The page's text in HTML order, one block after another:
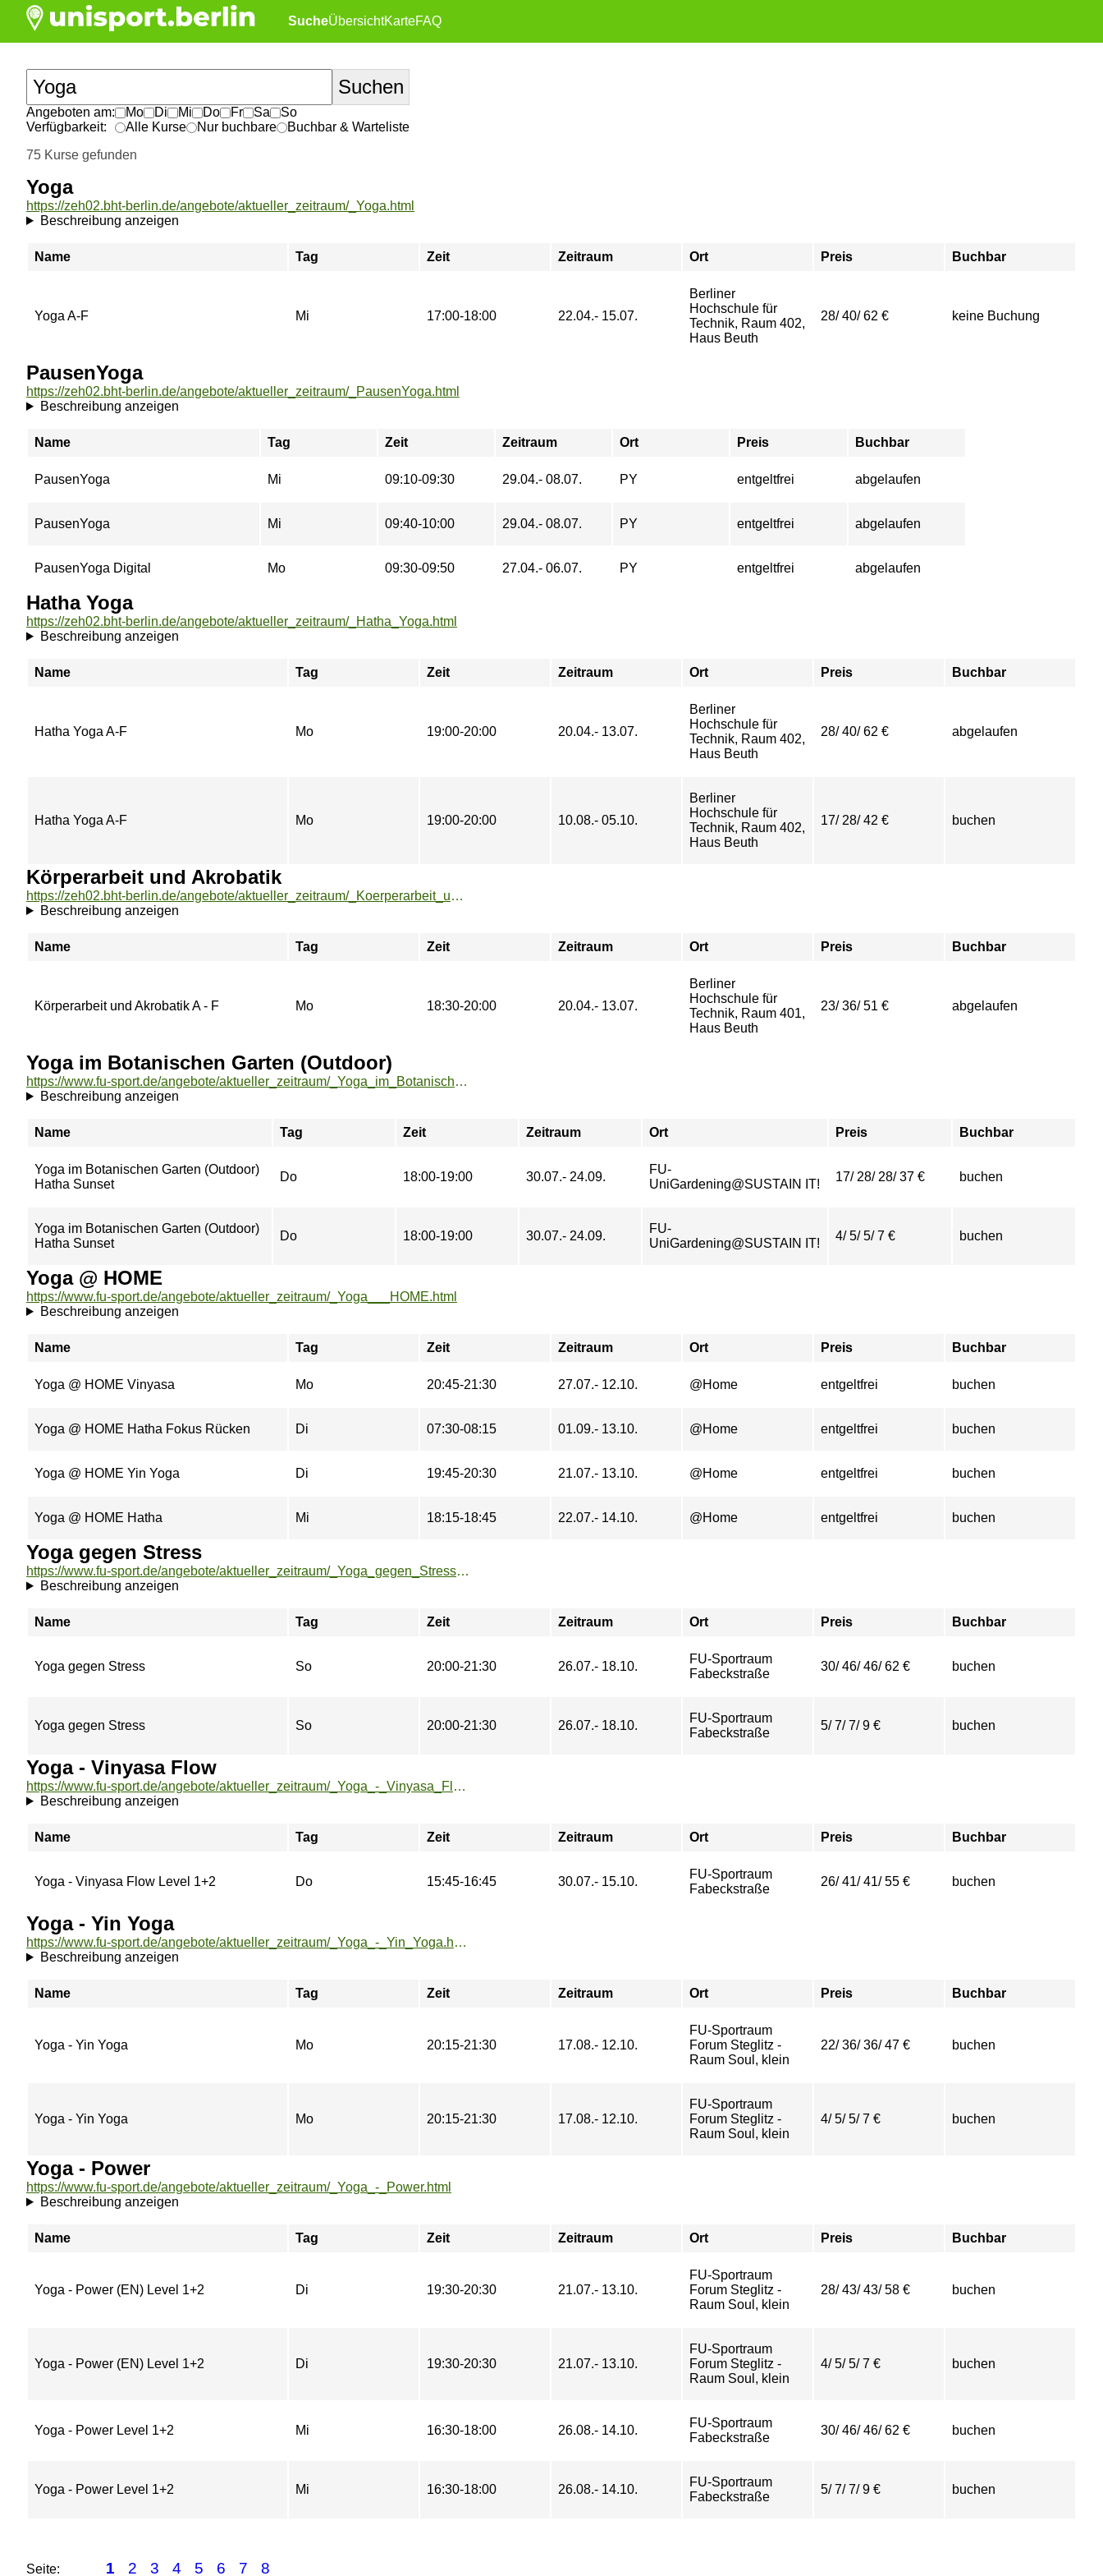
SucheÜbersichtKarteFAQ
Angeboten am: Mo Di Mi Do Fr Sa
So
Verfügbarkeit:
Alle Kurse Nur buchbare
Buchbar & Warteliste
75 Kurse gefunden
Yoga
https://zeh02.bht-berlin.de/angebote/aktueller_zeitraum/_Yoga.html
Beschreibung anzeigen
Name Tag Zeit Zeitraum Ort Preis Buchbar
Yoga A-F Mi 17:00-18:00 22.04.- 15.07.
Berliner
Hochschule für
Technik, Raum 402,
Haus Beuth
28/ 40/ 62 € keine Buchung
PausenYoga
https://zeh02.bht-berlin.de/angebote/aktueller_zeitraum/_PausenYoga.html
Beschreibung anzeigen
Name Tag Zeit Zeitraum Ort Preis Buchbar
PausenYoga Mi 09:10-09:30 29.04.- 08.07. PY entgeltfrei abgelaufen
PausenYoga Mi 09:40-10:00 29.04.- 08.07. PY entgeltfrei abgelaufen
PausenYoga Digital Mo 09:30-09:50 27.04.- 06.07. PY entgeltfrei abgelaufen
Hatha Yoga
https://zeh02.bht-berlin.de/angebote/aktueller_zeitraum/_Hatha_Yoga.html
Beschreibung anzeigen
Name Tag Zeit Zeitraum Ort Preis Buchbar
Hatha Yoga A-F Mo 19:00-20:00 20.04.- 13.07.
Berliner
Hochschule für
Technik, Raum 402,
Haus Beuth
28/ 40/ 62 € abgelaufen
Hatha Yoga A-F Mo 19:00-20:00 10.08.- 05.10.
Berliner
Hochschule für
Technik, Raum 402,
Haus Beuth
17/ 28/ 42 € buchen
Körperarbeit und Akrobatik
https://zeh02.bht-berlin.de/angebote/aktueller_zeitraum/_Koerperarbeit_und_Akrobatik.html
Beschreibung anzeigen
Name Tag Zeit Zeitraum Ort Preis Buchbar
Körperarbeit und Akrobatik A - F Mo 18:30-20:00 20.04.- 13.07.
Berliner
Hochschule für
Technik, Raum 401,
Haus Beuth
23/ 36/ 51 € abgelaufen
Yoga im Botanischen Garten (Outdoor)
https://www.fu-sport.de/angebote/aktueller_zeitraum/_Yoga_im_Botanischen_Garten__Outdoor_.html
Beschreibung anzeigen
Name Tag Zeit Zeitraum Ort Preis Buchbar
Yoga im Botanischen Garten (Outdoor)
Hatha Sunset
Do 18:00-19:00 30.07.- 24.09.
FU-
UniGardening@SUSTAIN IT!
17/ 28/ 28/ 37 € buchen
Yoga im Botanischen Garten (Outdoor)
Hatha Sunset
Do 18:00-19:00 30.07.- 24.09.
FU-
UniGardening@SUSTAIN IT!
4/ 5/ 5/ 7 € buchen
Yoga @ HOME
https://www.fu-sport.de/angebote/aktueller_zeitraum/_Yoga___HOME.html
Beschreibung anzeigen
Name Tag Zeit Zeitraum Ort Preis Buchbar
Yoga @ HOME Vinyasa Mo 20:45-21:30 27.07.- 12.10. @Home entgeltfrei buchen
Yoga @ HOME Hatha Fokus Rücken Di 07:30-08:15 01.09.- 13.10. @Home entgeltfrei buchen
Yoga @ HOME Yin Yoga Di 19:45-20:30 21.07.- 13.10. @Home entgeltfrei buchen
Yoga @ HOME Hatha Mi 18:15-18:45 22.07.- 14.10. @Home entgeltfrei buchen
Yoga gegen Stress
https://www.fu-sport.de/angebote/aktueller_zeitraum/_Yoga_gegen_Stress.html
Beschreibung anzeigen
Name Tag Zeit Zeitraum Ort Preis Buchbar
Yoga gegen Stress So 20:00-21:30 26.07.- 18.10.
FU-Sportraum
Fabeckstraße
30/ 46/ 46/ 62 € buchen
Yoga gegen Stress So 20:00-21:30 26.07.- 18.10.
FU-Sportraum
Fabeckstraße
5/ 7/ 7/ 9 € buchen
Yoga - Vinyasa Flow
https://www.fu-sport.de/angebote/aktueller_zeitraum/_Yoga_-_Vinyasa_Flow.html
Beschreibung anzeigen
Name Tag Zeit Zeitraum Ort Preis Buchbar
Yoga - Vinyasa Flow Level 1+2 Do 15:45-16:45 30.07.- 15.10.
FU-Sportraum
Fabeckstraße
26/ 41/ 41/ 55 € buchen
Yoga - Yin Yoga
https://www.fu-sport.de/angebote/aktueller_zeitraum/_Yoga_-_Yin_Yoga.html
Beschreibung anzeigen
Name Tag Zeit Zeitraum Ort Preis Buchbar
Yoga - Yin Yoga Mo 20:15-21:30 17.08.- 12.10.
FU-Sportraum
Forum Steglitz -
Raum Soul, klein
22/ 36/ 36/ 47 € buchen
Yoga - Yin Yoga Mo 20:15-21:30 17.08.- 12.10.
FU-Sportraum
Forum Steglitz -
Raum Soul, klein
4/ 5/ 5/ 7 € buchen
Yoga - Power
https://www.fu-sport.de/angebote/aktueller_zeitraum/_Yoga_-_Power.html
Beschreibung anzeigen
Name Tag Zeit Zeitraum Ort Preis Buchbar
Yoga - Power (EN) Level 1+2 Di 19:30-20:30 21.07.- 13.10.
FU-Sportraum
Forum Steglitz -
Raum Soul, klein
28/ 43/ 43/ 58 € buchen
Yoga - Power (EN) Level 1+2 Di 19:30-20:30 21.07.- 13.10.
FU-Sportraum
Forum Steglitz -
Raum Soul, klein
4/ 5/ 5/ 7 € buchen
Yoga - Power Level 1+2 Mi 16:30-18:00 26.08.- 14.10.
FU-Sportraum
Fabeckstraße
30/ 46/ 46/ 62 € buchen
Yoga - Power Level 1+2 Mi 16:30-18:00 26.08.- 14.10.
FU-Sportraum
Fabeckstraße
5/ 7/ 7/ 9 € buchen
Seite: 1 2 3 4 5 6 7 8